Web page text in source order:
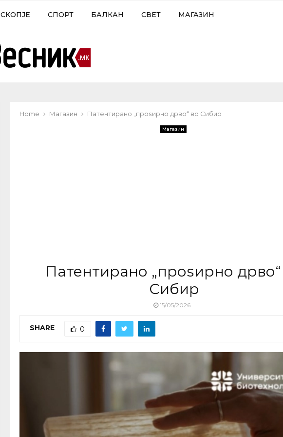
СКОПЈЕ СПОРТ БАЛКАН СВЕТ МАГАЗИН
Home Магазин Патентирано „проѕирно дрво“ во Сибир
Магазин
Патентирано „проѕирно
Сибир
15/05/2026
SHARE 0